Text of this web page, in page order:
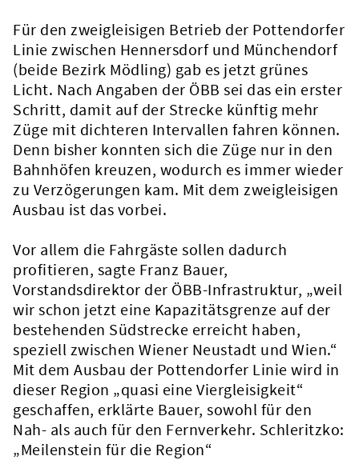
Für den zweigleisigen Betrieb der Pottendorfer
Linie zwischen Hennersdorf und Münchendorf
(beide Bezirk Mödling) gab es jetzt grünes
Licht. Nach Angaben der ÖBB sei das ein erster
Schritt, damit auf der Strecke künftig mehr
Züge mit dichteren Intervallen fahren können.
Denn bisher konnten sich die Züge nur in den
Bahnhöfen kreuzen, wodurch es immer wieder
zu Verzögerungen kam. Mit dem zweigleisigen
Ausbau ist das vorbei.
Vor allem die Fahrgäste sollen dadurch
profitieren, sagte Franz Bauer,
Vorstandsdirektor der ÖBB-Infrastruktur, „weil
wir schon jetzt eine Kapazitätsgrenze auf der
bestehenden Südstrecke erreicht haben,
speziell zwischen Wiener Neustadt und Wien.“
Mit dem Ausbau der Pottendorfer Linie wird in
dieser Region „quasi eine Viergleisigkeit“
geschaffen, erklärte Bauer, sowohl für den
Nah- als auch für den Fernverkehr. Schleritzko:
„Meilenstein für die Region“